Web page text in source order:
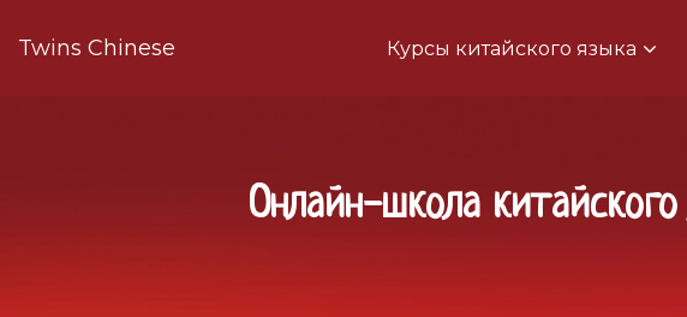
Twins Chinese Курсы китайского языка
Онлайн-школа китайского